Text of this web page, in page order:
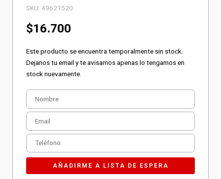
SKU:49621520
$16.700
Este producto se encuentra temporalmente sin stock.
Dejanos tu email y te avisamos apenas lo tengamos en
stock nuevamente.